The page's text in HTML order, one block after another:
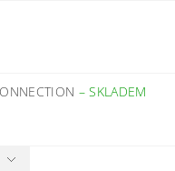
–SKLADEM